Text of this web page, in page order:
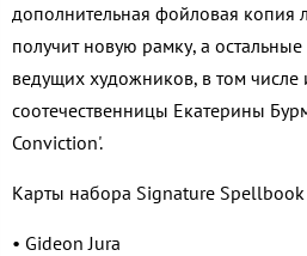
дополнительная фойловая копия
получит новую рамку, а
ведущих художников, в том
соотечественницы Екатерины
Conviction'.
Карты набора Signature
• Gideon Jura